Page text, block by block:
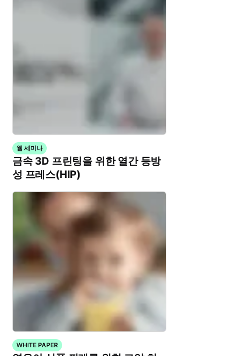
웹 세미나
금속 3D 프린팅을 위한 열간 등방
성 프레스(HIP)
WHITE PAPER